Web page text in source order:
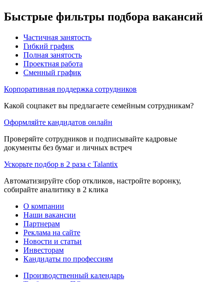
Быстрые фильтры подбора вакансий
Частичная занятость
Гибкий график
Полная занятость
Проектная работа
Сменный график
Корпоративная поддержка сотрудников
Какой соцпакет вы предлагаете семейным сотрудникам?
Оформляйте кандидатов онлайн
Проверяйте сотрудников и подписывайте кадровые
документы без бумаг и личных встреч
Ускорьте подбор в 2 раза с Talantix
Автоматизируйте сбор откликов, настройте воронку,
собирайте аналитику в 2 клика
О компании
Наши вакансии
Партнерам
Реклама на сайте
Новости и статьи
Инвесторам
Кандидаты по профессиям
Производственный календарь